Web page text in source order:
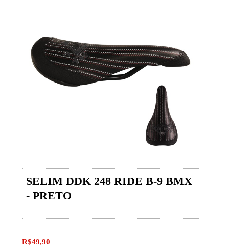
SELIM DDK 248 RIDE B-9 BMX
- PRETO
R$49,90